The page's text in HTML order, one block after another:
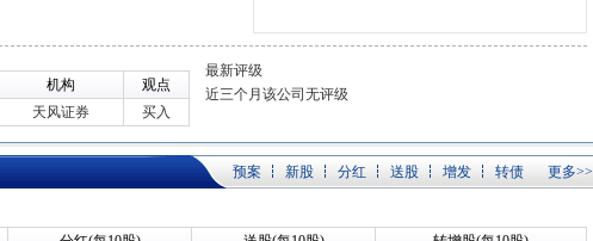
机构
观点
天风证券 买入
最新评级
近三个月该公司无评级
预案 新股 分红 送股 增发 转债 更多>>